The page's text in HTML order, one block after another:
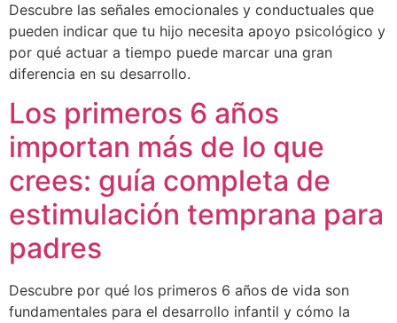
Descubre las señales emocionales y conductuales que
pueden indicar que tu hijo necesita apoyo psicológico y
por qué actuar a tiempo puede marcar una gran
diferencia en su desarrollo.
Los primeros 6 años
importan más de lo que
crees: guía completa de
estimulación temprana para
padres
Descubre por qué los primeros 6 años de vida son
fundamentales para el desarrollo infantil y cómo la